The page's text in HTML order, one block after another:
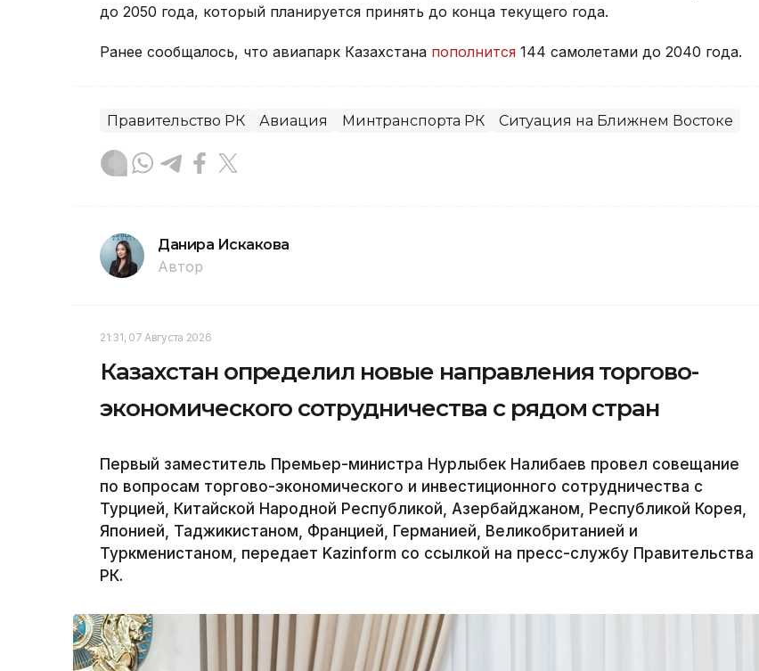
до 2050 года, который планируется принять до конца текущего года.
Ранее сообщалось, что авиапарк Казахстана пополнится 144 самолетами до 2040 года.
Правительство РК Авиация Минтранспорта РК Ситуация на Ближнем Востоке
Данира Искакова
Автор
21:31, 07 Августа 2026
Казахстан определил новые направления торгово-
экономического сотрудничества с рядом стран
Первый заместитель Премьер-министра Нурлыбек Налибаев провел совещание
по вопросам торгово-экономического и инвестиционного сотрудничества с
Турцией, Китайской Народной Республикой, Азербайджаном, Республикой Корея,
Японией, Таджикистаном, Францией, Германией, Великобританией и
Туркменистаном, передает Kazinform со ссылкой на пресс-службу Правительства
РК.